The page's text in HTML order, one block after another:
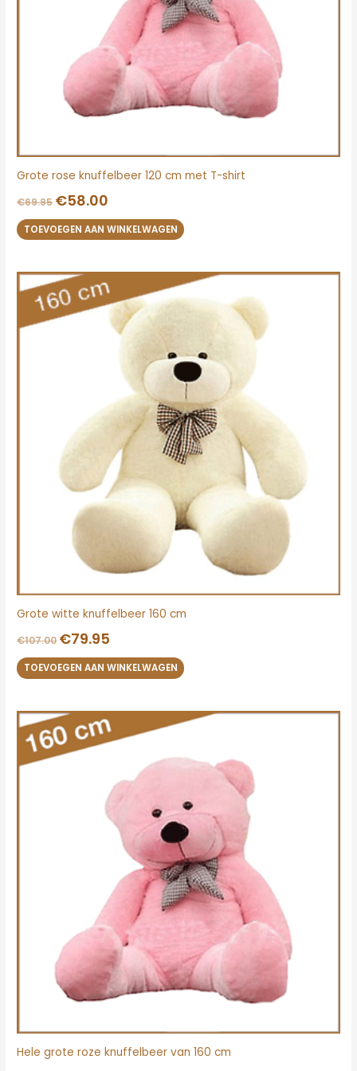
Grote rose knuffelbeer 120 cm met T-shirt
€69.95 €58.00
TOEVOEGEN AAN WINKELWAGEN
Grote witte knuffelbeer 160 cm
€107.00
Oorspronkelijke
prijs
was:
€107.00.
€79.95
prijs
is:
€79.95.
TOEVOEGEN AAN WINKELWAGEN
Hele grote roze knuffelbeer van 160 cm
Oorspronkelijke
prijs
was:
€107.00.
is: